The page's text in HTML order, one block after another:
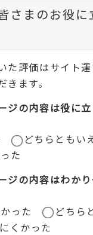
さまのお役に
た評価はサイト
きます。
ジの内容は役に
どちらともい
た
ジの内容はわか
った
どちら
くかった